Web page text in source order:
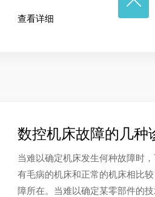
查看详细
数控机床故障的几种
当难以确定机床发生何种故障时
有毛病的机床和正常的机床相比
障所在。当难以确定某零部件的